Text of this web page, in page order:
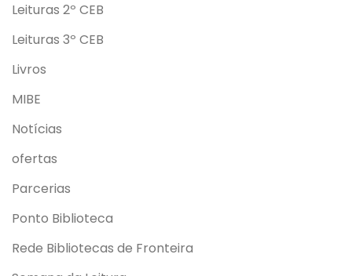
Leituras 2º CEB
Leituras 3º CEB
Livros
MIBE
Notícias
ofertas
Parcerias
Ponto Biblioteca
Rede Bibliotecas de Fronteira